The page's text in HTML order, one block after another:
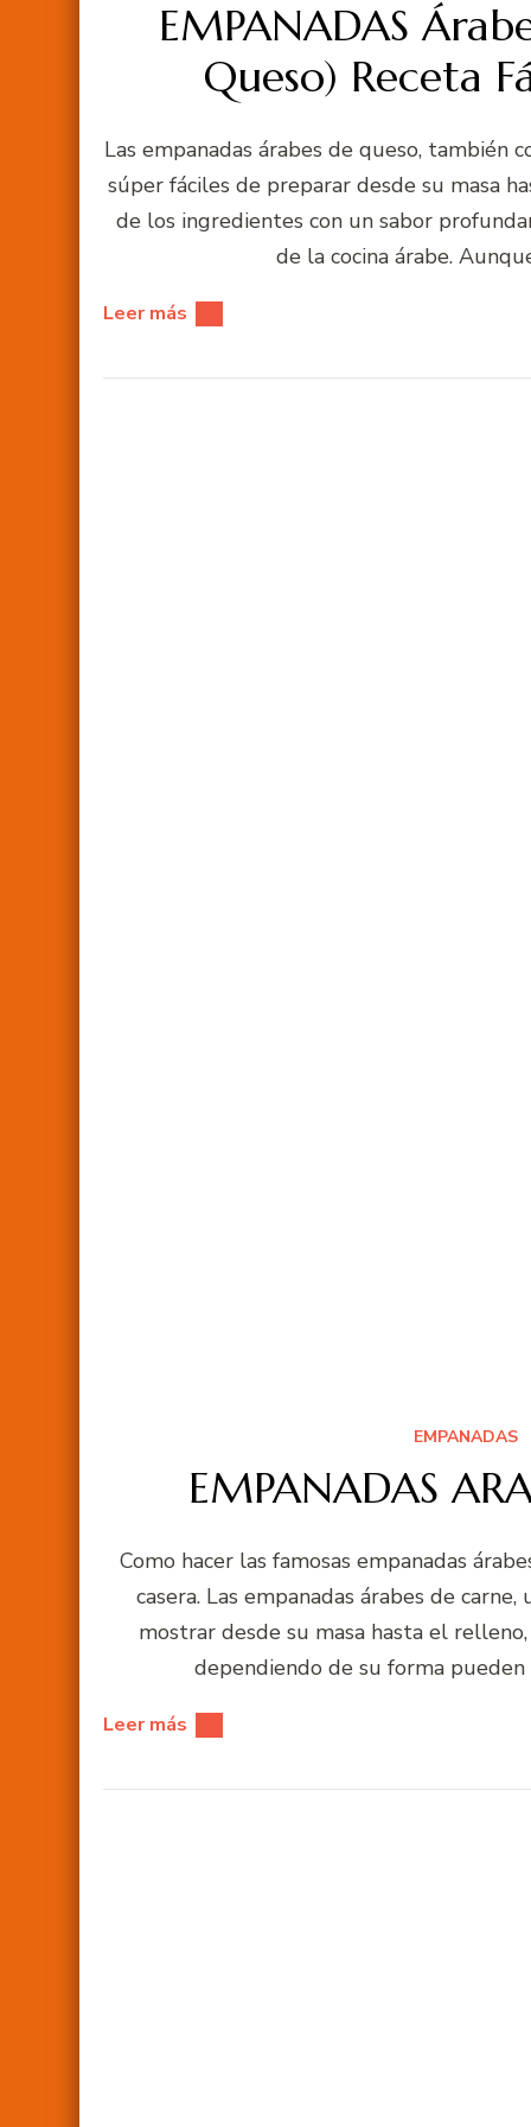
EMPANADAS
Queso) Receta
Las empanadas árabes de queso, también
súper fáciles de preparar desde su masa
de los ingredientes con un sabor
de la cocina árabe.
Leer más
EMPANADAS
EMPANADAS
Como hacer las famosas empanadas
casera. Las empanadas árabes de
mostrar desde su masa hasta el
dependiendo de su forma pueden
Leer más